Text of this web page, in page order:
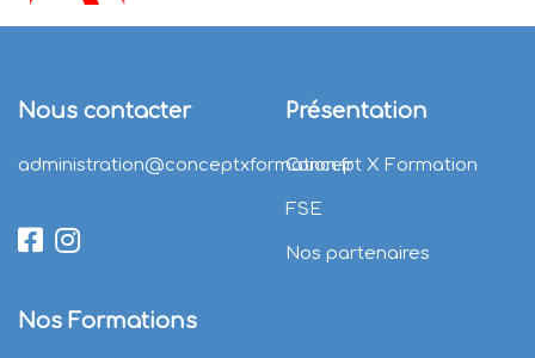
Nous contacter
administration@conceptxformation.fr
Présentation
Concept X Formation
FSE
Nos partenaires
Nos Formations